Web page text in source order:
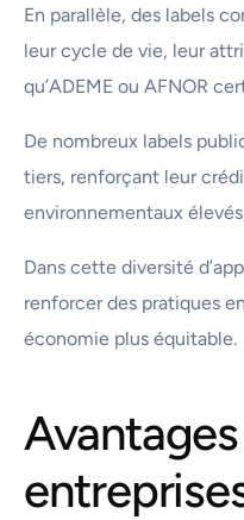
En parallèle, des labels
leur cycle de vie, leur
qu’ADEME ou AFNOR
De nombreux labels
tiers, renforçant leur
environnementaux
Dans cette diversité
renforcer des pratiques
économie plus équitable.